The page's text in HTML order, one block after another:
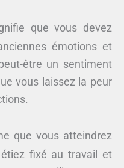
que vous devez
émotions et
être un sentiment
vous laissez la peur
que vous atteindrez
fixé au travail et